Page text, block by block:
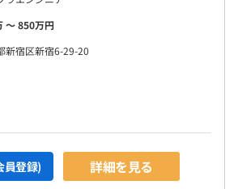
〜 850万円
新宿区新宿6-29-20
員登録) 詳細を見る